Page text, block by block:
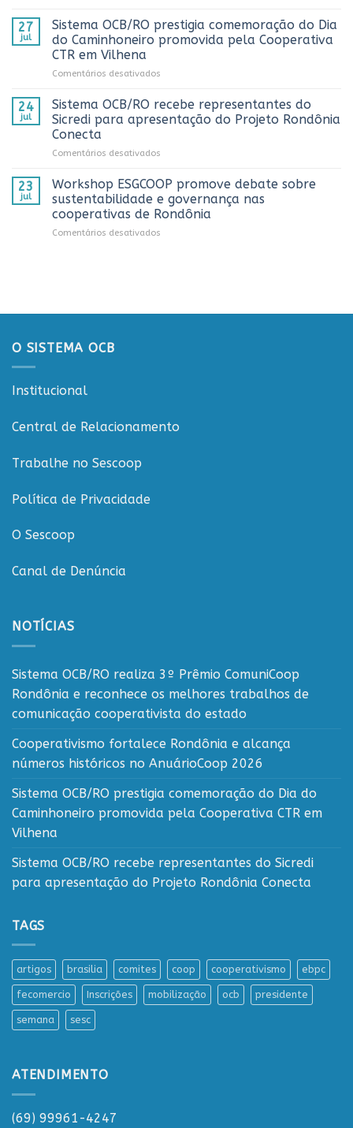
Rondônia
e
reconhece
de
comunicação
cooperativista
fortalece
Rondônia
e
no
AnuárioCoop
2026
27
jul
Sistema OCB/RO prestigia comemoração do Dia
do Caminhoneiro promovida pela Cooperativa
CTR em Vilhena
Comentários desativados
OCB/RO
prestigia
comemoração
Caminhoneiro
promovida
pela
Cooperativa
24
jul
Sistema OCB/RO recebe representantes do
Sicredi para apresentação do Projeto Rondônia
Conecta
Comentários desativados
OCB/RO
recebe
representantes
do
Conecta
23
jul
Workshop ESGCOOP promove debate sobre
sustentabilidade e governança nas
cooperativas de Rondônia
Comentários desativados
sustentabilidade
O SISTEMA OCB
Institucional
Central de Relacionamento
Trabalhe no Sescoop
Política de Privacidade
O Sescoop
Canal de Denúncia
NOTÍCIAS
Sistema OCB/RO realiza 3º Prêmio ComuniCoop
Rondônia e reconhece os melhores trabalhos de
comunicação cooperativista do estado
Cooperativismo fortalece Rondônia e alcança
números históricos no AnuárioCoop 2026
Sistema OCB/RO prestigia comemoração do Dia do
Caminhoneiro promovida pela Cooperativa CTR em
Vilhena
Sistema OCB/RO recebe representantes do Sicredi
para apresentação do Projeto Rondônia Conecta
TAGS
artigos brasilia comites coop cooperativismo ebpc
fecomercio Inscrições mobilização ocb presidente
semana sesc
ATENDIMENTO
(69) 99961-4247